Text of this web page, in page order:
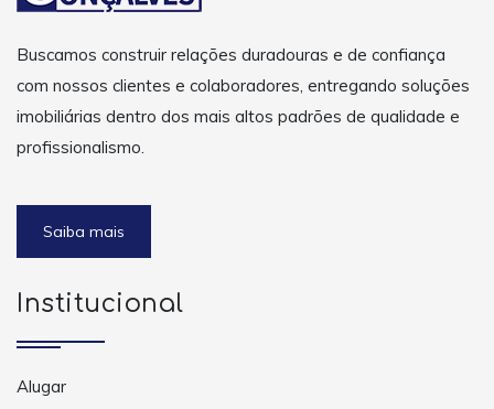
Buscamos construir relações duradouras e de confiança
com nossos clientes e colaboradores, entregando soluções
imobiliárias dentro dos mais altos padrões de qualidade e
profissionalismo.
Saiba mais
Institucional
Alugar